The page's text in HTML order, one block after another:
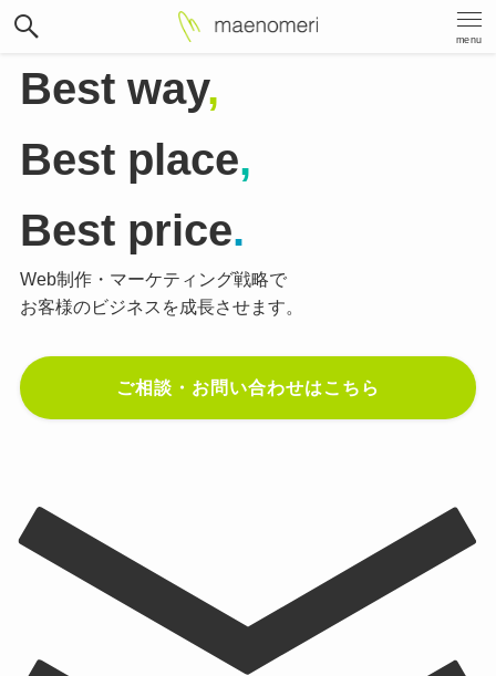
menu
Best way,
Best place,
Best price.
Web制作・マーケティング戦略で
お客様のビジネスを成長させます。
ご相談・お問い合わせはこちら